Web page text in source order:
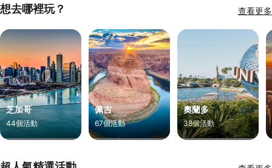
想去哪裡玩？ 查看更多
芝加哥
44個活動
佩吉
67個活動
奧蘭多
38個活動